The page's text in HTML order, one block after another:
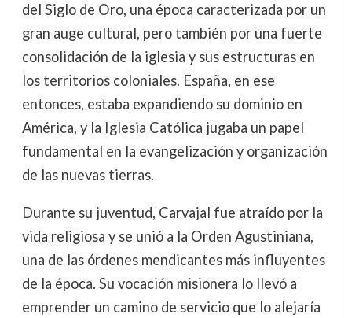
del Siglo de Oro, una época caracterizada por un
gran auge cultural, pero también por una fuerte
consolidación de la iglesia y sus estructuras en
los territorios coloniales. España, en ese
entonces, estaba expandiendo su dominio en
América, y la Iglesia Católica jugaba un papel
fundamental en la evangelización y organización
de las nuevas tierras.
Durante su juventud, Carvajal fue atraído por la
vida religiosa y se unió a la Orden Agustiniana,
una de las órdenes mendicantes más influyentes
de la época. Su vocación misionera lo llevó a
emprender un camino de servicio que lo alejaría